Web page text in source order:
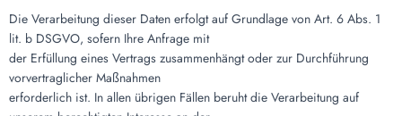
Die Verarbeitung dieser Daten erfolgt auf Grundlage von Art. 6 Abs. 1
lit. b DSGVO, sofern Ihre Anfrage mit
der Erfüllung eines Vertrags zusammenhängt oder zur Durchführung
vorvertraglicher Maßnahmen
erforderlich ist. In allen übrigen Fällen beruht die Verarbeitung auf